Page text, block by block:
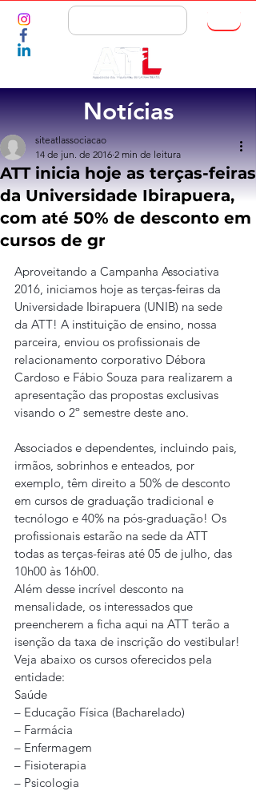
Notícias
ATT inicia hoje as terças-feiras
da Universidade Ibirapuera,
com até 50% de desconto em
cursos de gr
siteatlassociacao
14 de jun. de 2016 2 min de leitura
Aproveitando a Campanha Associativa
2016, iniciamos hoje as terças-feiras da
Universidade Ibirapuera (UNIB) na sede
da ATT! A instituição de ensino, nossa
parceira, enviou os profissionais de
relacionamento corporativo Débora
Cardoso e Fábio Souza para realizarem a
apresentação das propostas exclusivas
visando o 2º semestre deste ano.
Associados e dependentes, incluindo pais,
irmãos, sobrinhos e enteados, por
exemplo, têm direito a 50% de desconto
em cursos de graduação tradicional e
tecnólogo e 40% na pós-graduação! Os
profissionais estarão na sede da ATT
todas as terças-feiras até 05 de julho, das
10h00 às 16h00.
Além desse incrível desconto na
mensalidade, os interessados que
preencherem a ficha aqui na ATT terão a
isenção da taxa de inscrição do vestibular!
Veja abaixo os cursos oferecidos pela
entidade:
Saúde
– Educação Física (Bacharelado)
– Farmácia
– Enfermagem
– Fisioterapia
– Psicologia